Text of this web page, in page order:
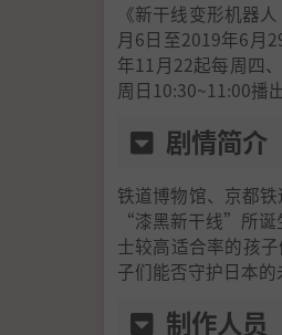
《新干线变形机器
月6日至2019年6月
年11月22起每周四
周日10:30~11:00播出
剧情简介
铁道博物馆、京都
“漆黑新干线”所
士较高适合率的孩
子们能否守护日本的
制作人员